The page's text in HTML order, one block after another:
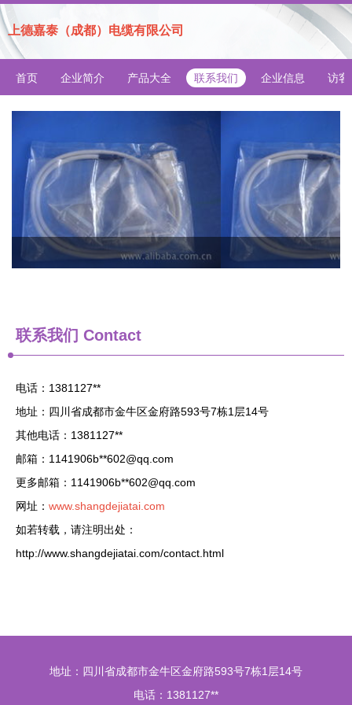
上德嘉泰（成都）电缆有限公司
首页 企业简介 产品大全 联系我们 企业信息 访客
联系我们 Contact
电话：1381127**
地址：四川省成都市金牛区金府路593号7栋1层14号
其他电话：1381127**
邮箱：1141906b**602@qq.com
更多邮箱：1141906b**602@qq.com
网址： www.shangdejiatai.com
如若转载，请注明出处：
http://www.shangdejiatai.com/contact.html
地址：四川省成都市金牛区金府路593号7栋1层14号
电话：1381127**